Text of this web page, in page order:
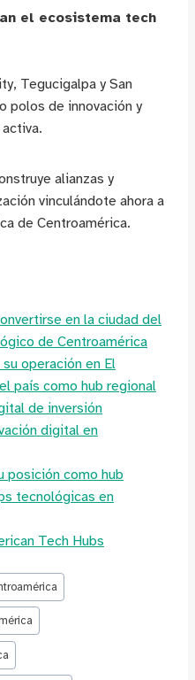
el ecosistema tech
Tegucigalpa y San
polos de innovación y
alianzas y
vinculándote ahora a
de Centroamérica.
en la ciudad del
de Centroamérica
operación en El
país como hub regional
de inversión
digital en
posición como hub
tecnológicas en
Tech Hubs